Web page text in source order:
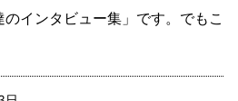
インタビュー集」です。でもこ